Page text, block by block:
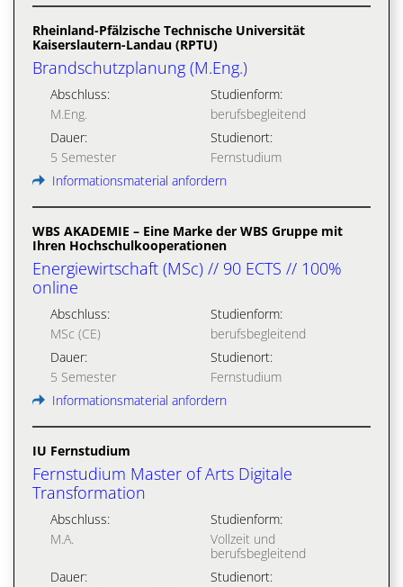
Rheinland-Pfälzische Technische Universität
Kaiserslautern-Landau (RPTU)
Brandschutzplanung (M.Eng.)
Abschluss:
M.Eng.
Studienform:
berufsbegleitend
Dauer:
5 Semester
Studienort:
Fernstudium
Informationsmaterial anfordern
WBS AKADEMIE – Eine Marke der WBS Gruppe mit
Ihren Hochschulkooperationen
Energiewirtschaft (MSc) // 90 ECTS // 100%
online
Abschluss:
MSc (CE)
Studienform:
berufsbegleitend
Dauer:
5 Semester
Studienort:
Fernstudium
Informationsmaterial anfordern
IU Fernstudium
Fernstudium Master of Arts Digitale
Transformation
Abschluss:
M.A.
Studienform:
Vollzeit und
berufsbegleitend
Dauer:
Studienort: